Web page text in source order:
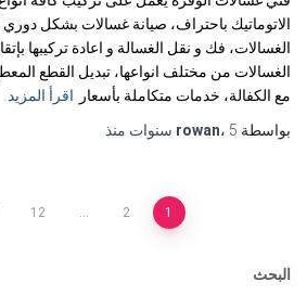
الاتوماتيك باحتراف، صيانة غسالات بشكل
الغسالات، فك و نقل الغسالة و اعادة تركيبها
الغسالات من مختلف انواعها، تبديل القطع
مع الكفالة، خدمات متكاملة بأسعار
اقرأ المزيد
بواسطة
rowan، 5 سنوات منذ
صفحات
1
2
12
البحث